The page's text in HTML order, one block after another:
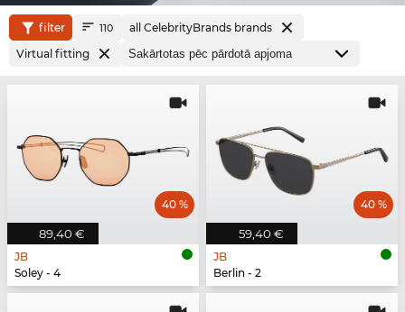
filter 110
all CelebrityBrands brands
Virtual fitting
89,40 €
40 %
JB
Soley - 4
59,40 €
40 %
JB
Berlin - 2